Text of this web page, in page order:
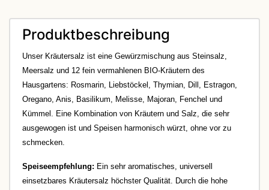
Produktbeschreibung
Unser Kräutersalz ist eine Gewürzmischung aus Steinsalz,
Meersalz und 12 fein vermahlenen BIO-Kräutern des
Hausgartens: Rosmarin, Liebstöckel, Thymian, Dill, Estragon,
Oregano, Anis, Basilikum, Melisse, Majoran, Fenchel und
Kümmel. Eine Kombination von Kräutern und Salz, die sehr
ausgewogen ist und Speisen harmonisch würzt, ohne vor zu
schmecken.
Speiseempfehlung: Ein sehr aromatisches, universell
einsetzbares Kräutersalz höchster Qualität. Durch die hohe